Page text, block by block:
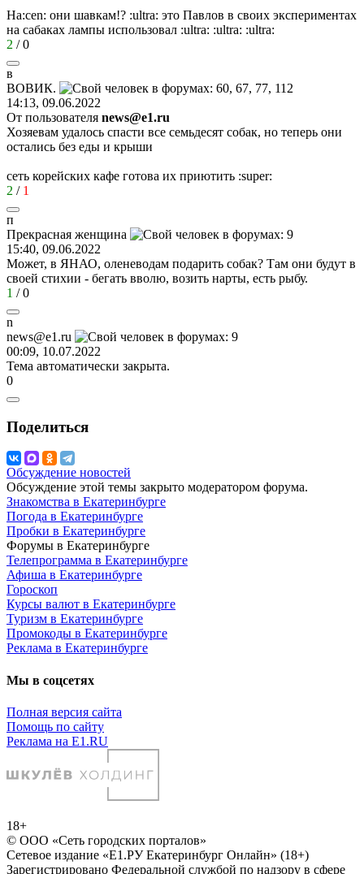
На:cen: они шавкам!? :ultra: это Павлов в своих экспериментах
на сабаках лампы использовал :ultra: :ultra: :ultra:
2 /0
в
ВОВИК.
14:13, 09.06.2022
От пользователя news@e1.ru
Хозяевам удалось спасти все семьдесят собак, но теперь они
остались без еды и крыши
сеть корейских кафе готова их приютить :super:
2 / 1
п
Прекрасная женщина
15:40, 09.06.2022
Может, в ЯНАО, оленеводам подарить собак? Там они будут в
своей стихии - бегать вволю, возить нарты, есть рыбу.
1 /0
n
news@e1.ru
00:09, 10.07.2022
Тема автоматически закрыта.
0
Поделиться
Обсуждение новостей
Обсуждение этой темы закрыто модератором форума.
Знакомства в Екатеринбурге
Погода в Екатеринбурге
Пробки в Екатеринбурге
Форумы в Екатеринбурге
Телепрограмма в Екатеринбурге
Афиша в Екатеринбурге
Гороскоп
Курсы валют в Екатеринбурге
Туризм в Екатеринбурге
Промокоды в Екатеринбурге
Реклама в Екатеринбурге
Мы в соцсетях
Полная версия сайта
Помощь по сайту
Реклама на E1.RU
18+
© ООО «Сеть городских порталов»
Сетевое издание «Е1.РУ Екатеринбург Онлайн» (18+)
Зарегистрировано Федеральной службой по надзору в сфере